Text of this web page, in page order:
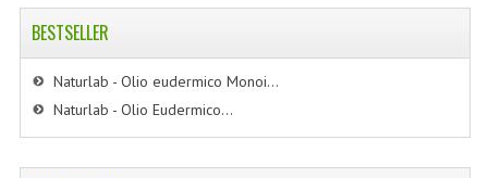
BESTSELLER
Naturlab - Olio eudermico Monoi...
Naturlab - Olio Eudermico...